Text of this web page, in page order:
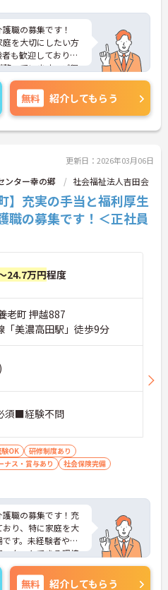
職の募集です！
を大切にしたい方
も歓迎しており、
っています。ご興
をお伝えしますの
さい。無料 紹介してもらう
更新日：2026年03月06日
ンター幸の郷 社会福祉法人吉田会
】充実の手当と福利厚生
の募集です！＜正社員
24.7万円程度
老町 押越887
「美濃高田駅」徒歩9分
須■経験不問
OK
研修制度あり
ナス・賞与あり
社会保険完備
職の募集です！充
り、特に家庭を大
す。未経験者や新
タートできる環境
は、ご面接のポイ
にお問い合わせく
無料 紹介してもらう